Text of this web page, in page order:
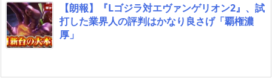
【朗報】『Lゴジラ対エヴァンゲリオン2』、試
打した業界人の評判はかなり良さげ「覇権濃
厚」